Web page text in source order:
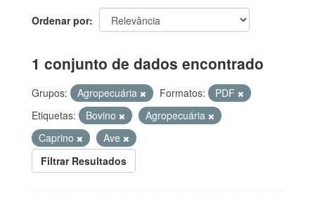
Ordenar por
1 conjunto de dados encontrado
Grupos: Agropecuária Formatos:
PDF
Etiquetas:
Bovino
Agropecuária
Caprino
Ave
Filtrar Resultados